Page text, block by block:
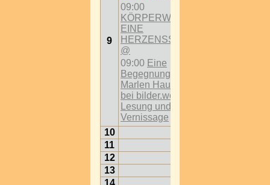
9
09:00
KÖRPERWELTEN -
EINE
HERZENSSACHE
@
09:00 Eine
Begegnung mit
Marlen Haushofer
bei bilder.worte.töne!
Lesung und
Vernissage
10
11
12
13
14